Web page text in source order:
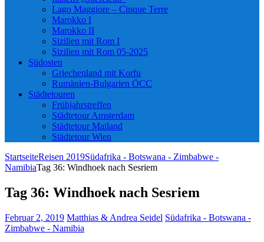
Lago Maggiore – Cinque Terre
Marokko I
Marokko II
Sizilien mit Rom I
Sizilien mit Rom 05-2025
Südosten
Griechenland mit Korfu
Rumänien-Bulgarien ÖCC
Städtetouren
Frühjahrstreffen
Städtetour Amsterdam
Städtetour Mailand
Städtetour Wien
StartseiteReisen 2019Südafrika - Botswana - Zimbabwe -
NamibiaTag 36: Windhoek nach Sesriem
Tag 36: Windhoek nach Sesriem
Februar 2, 2019 Matthias & Andrea Seidel Südafrika - Botswana -
Zimbabwe - Namibia